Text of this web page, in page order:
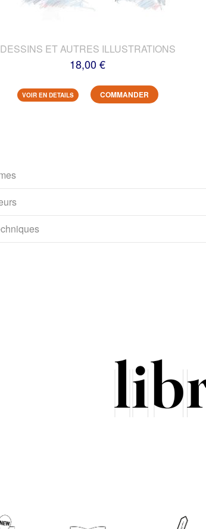
DESSINS ET AUTRES ILLUSTRATIONS
18,00 €
VOIR EN DETAILS COMMANDER